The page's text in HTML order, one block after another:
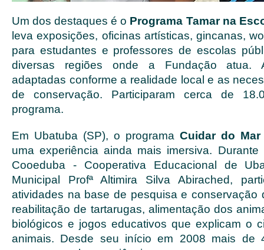
Um dos destaques é o Programa Tamar na
leva exposições, oficinas artísticas, gincanas,
para estudantes e professores de escolas
diversas regiões onde a Fundação atua.
adaptadas conforme a realidade local e as
de conservação. Participaram cerca de
programa.
Em Ubatuba (SP), o programa Cuidar do
uma experiência ainda mais imersiva.
Cooeduba - Cooperativa Educacional de
Municipal Profª Altimira Silva Abirached,
atividades na base de pesquisa e conservação
reabilitação de tartarugas, alimentação dos
biológicos e jogos educativos que explicam o
animais. Desde seu início em 2008 mais de